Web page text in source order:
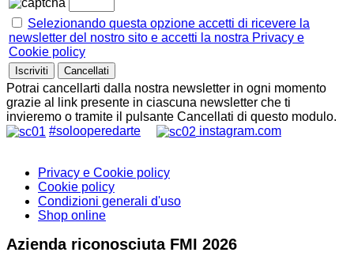
Selezionando questa opzione accetti di ricevere la
newsletter del nostro sito e accetti la nostra Privacy e
Cookie policy
Potrai cancellarti dalla nostra newsletter in ogni momento
grazie al link presente in ciascuna newsletter che ti
invieremo o tramite il pulsante Cancellati di questo modulo.
#solooperedarte
instagram.com
Privacy e Cookie policy
Cookie policy
Condizioni generali d'uso
Shop online
Azienda riconosciuta FMI 2026